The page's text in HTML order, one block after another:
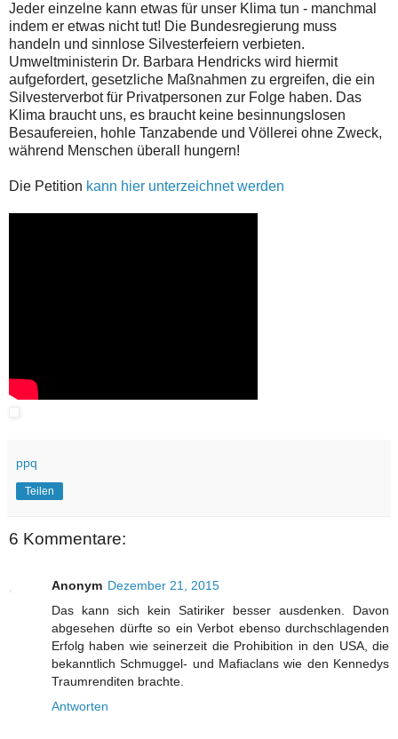
Jeder einzelne kann etwas für unser Klima tun - manchmal
indem er etwas nicht tut! Die Bundesregierung muss
handeln und sinnlose Silvesterfeiern verbieten.
Umweltministerin Dr. Barbara Hendricks wird hiermit
aufgefordert, gesetzliche Maßnahmen zu ergreifen, die ein
Silvesterverbot für Privatpersonen zur Folge haben. Das
Klima braucht uns, es braucht keine besinnungslosen
Besaufereien, hohle Tanzabende und Völlerei ohne Zweck,
während Menschen überall hungern!
Die Petition kann hier unterzeichnet werden
ppq
Teilen
6 Kommentare:
Anonym Dezember 21, 2015
Das kann sich kein Satiriker besser ausdenken. Davon
abgesehen dürfte so ein Verbot ebenso durchschlagenden
Erfolg haben wie seinerzeit die Prohibition in den USA, die
bekanntlich Schmuggel- und Mafiaclans wie den Kennedys
Traumrenditen brachte.
Antworten